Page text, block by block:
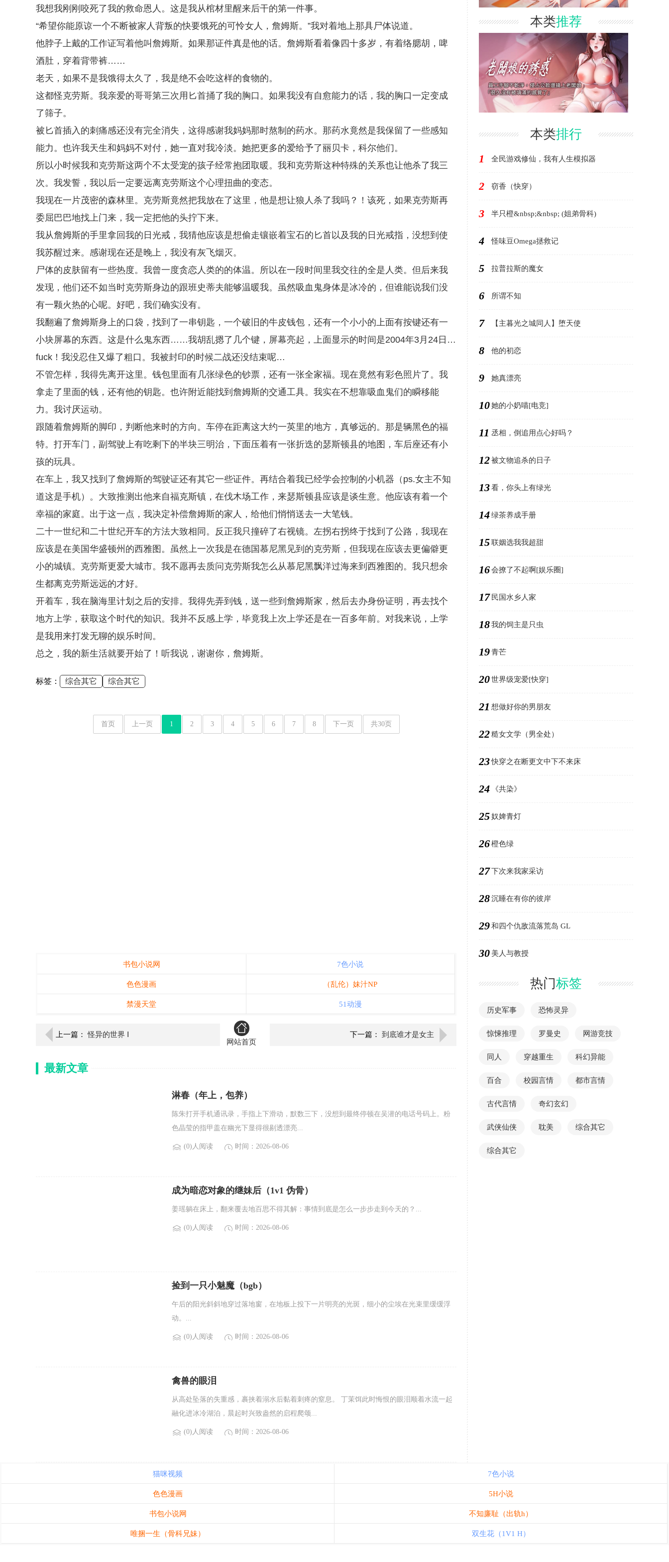
我想我刚刚咬死了我的救命恩人。这是我从棺材里醒来后干的第一件事。
“希望你能原谅一个不断被家人背叛的快要饿死的可怜女人，詹姆斯。”我对着地上那具尸体说道。
他脖子上戴的工作证写着他叫詹姆斯。如果那证件真是他的话。詹姆斯看着像四十多岁，有着络腮胡，啤
酒肚，穿着背带裤……
老天，如果不是我饿得太久了，我是绝不会吃这样的食物的。
这都怪克劳斯。我亲爱的哥哥第三次用匕首捅了我的胸口。如果我没有自愈能力的话，我的胸口一定变成
了筛子。
被匕首插入的刺痛感还没有完全消失，这得感谢我妈妈那时熬制的药水。那药水竟然是我保留了一些感知
能力。也许我天生和妈妈不对付，她一直对我冷淡。她把更多的爱给予了丽贝卡，科尔他们。
所以小时候我和克劳斯这两个不太受宠的孩子经常抱团取暖。我和克劳斯这种特殊的关系也让他杀了我三
次。我发誓，我以后一定要远离克劳斯这个心理扭曲的变态。
我现在一片茂密的森林里。克劳斯竟然把我放在了这里，他是想让狼人杀了我吗？！该死，如果克劳斯再
委屈巴巴地找上门来，我一定把他的头拧下来。
我从詹姆斯的手里拿回我的日光戒，我猜他应该是想偷走镶嵌着宝石的匕首以及我的日光戒指，没想到使
我苏醒过来。感谢现在还是晚上，我没有灰飞烟灭。
尸体的皮肤留有一些热度。我曾一度贪恋人类的的体温。所以在一段时间里我交往的全是人类。但后来我
发现，他们还不如当时克劳斯身边的跟班史蒂夫能够温暖我。虽然吸血鬼身体是冰冷的，但谁能说我们没
有一颗火热的心呢。好吧，我们确实没有。
我翻遍了詹姆斯身上的口袋，找到了一串钥匙，一个破旧的牛皮钱包，还有一个小小的上面有按键还有一
小块屏幕的东西。这是什么鬼东西……我胡乱摁了几个键，屏幕亮起，上面显示的时间是2004年3月24日…
fuck！我没忍住又爆了粗口。我被封印的时候二战还没结束呢…
不管怎样，我得先离开这里。钱包里面有几张绿色的钞票，还有一张全家福。现在竟然有彩色照片了。我
拿走了里面的钱，还有他的钥匙。也许附近能找到詹姆斯的交通工具。我实在不想靠吸血鬼们的瞬移能
力。我讨厌运动。
跟随着詹姆斯的脚印，判断他来时的方向。车停在距离这大约一英里的地方，真够远的。那是辆黑色的福
特。打开车门，副驾驶上有吃剩下的半块三明治，下面压着有一张折迭的瑟斯顿县的地图，车后座还有小
孩的玩具。
在车上，我又找到了詹姆斯的驾驶证还有其它一些证件。再结合着我已经学会控制的小机器（ps.女主不知
道这是手机）。大致推测出他来自福克斯镇，在伐木场工作，来瑟斯顿县应该是谈生意。他应该有着一个
幸福的家庭。出于这一点，我决定补偿詹姆斯的家人，给他们悄悄送去一大笔钱。
二十一世纪和二十世纪开车的方法大致相同。反正我只撞碎了右视镜。左拐右拐终于找到了公路，我现在
应该是在美国华盛顿州的西雅图。虽然上一次我是在德国慕尼黑见到的克劳斯，但我现在应该去更偏僻更
小的城镇。克劳斯更爱大城市。我不愿再去质问克劳斯我怎么从慕尼黑飘洋过海来到西雅图的。我只想余
生都离克劳斯远远的才好。
开着车，我在脑海里计划之后的安排。我得先弄到钱，送一些到詹姆斯家，然后去办身份证明，再去找个
地方上学，获取这个时代的知识。我并不反感上学，毕竟我上次上学还是在一百多年前。对我来说，上学
是我用来打发无聊的娱乐时间。
总之，我的新生活就要开始了！听我说，谢谢你，詹姆斯。
标签： 综合其它 综合其它
首页 上一页 1 2 3 4 5 6 7 8 下一页 共30页
书包小说网 7色小说
色色漫画 （乱伦）妹汁NP
禁漫天堂 51动漫
上一篇：怪异的世界 Ⅰ
网站首页
下一篇： 到底谁才是女主
最新文章
淋春（年上，包养）
陈朱打开手机通讯录，手指上下滑动，默数三下，没想到最终停顿在吴潜的电话号码上。粉
色晶莹的指甲盖在幽光下显得很剔透漂亮...
(0)人阅读 时间：2026-08-06
成为暗恋对象的继妹后（1v1 伪骨）
姜瑶躺在床上，翻来覆去地百思不得其解：事情到底是怎么一步步走到今天的？...
(0)人阅读 时间：2026-08-06
捡到一只小魅魔（bgb）
午后的阳光斜斜地穿过落地窗，在地板上投下一片明亮的光斑，细小的尘埃在光束里缓缓浮
动。...
(0)人阅读 时间：2026-08-06
禽兽的眼泪
从高处坠落的失重感，裹挟着溺水后黏着刺疼的窒息。 丁茉饵此时悔恨的眼泪顺着水流一起
融化进冰冷湖泊，晨起时兴致盎然的启程爬颂...
(0)人阅读 时间：2026-08-06
本类推荐
本类排行
1 全民游戏修仙，我有人生模拟器
2 窃香（快穿）
3 半只橙&nbsp;&nbsp; (姐弟骨科)
4 怪味豆Omega拯救记
5 拉普拉斯的魔女
6 所谓不知
7 【主暮光之城同人】堕天使
8 他的初恋
9 她真漂亮
10她的小奶喵[电竞]
11 丞相，倒追用点心好吗？
12被文物追杀的日子
13看，你头上有绿光
14绿茶养成手册
15联姻选我我超甜
16会撩了不起啊[娱乐圈]
17 民国水乡人家
18我的饲主是只虫
19青芒
20世界级宠爱[快穿]
21 想做好你的男朋友
22糙女文学（男全处）
23快穿之在断更文中下不来床
24 《共染》
25奴婢青灯
26橙色绿
27下次来我家采访
28沉睡在有你的彼岸
29和四个仇敌流落荒岛 GL
30 美人与教授
热门标签
历史军事 恐怖灵异
惊悚推理 罗曼史 网游竞技
同人 穿越重生 科幻异能
百合 校园言情 都市言情
古代言情 奇幻玄幻
武侠仙侠 耽美 综合其它
综合其它
猫咪视频 7色小说
色色漫画 5H小说
书包小说网 不知廉耻（出轨h）
唯捆一生（骨科兄妹） 双生花（1V1 H）